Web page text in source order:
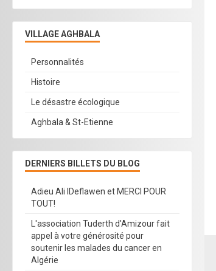
VILLAGE AGHBALA
Personnalités
Histoire
Le désastre écologique
Aghbala & St-Etienne
DERNIERS BILLETS DU BLOG
Adieu Ali IDeflawen et MERCI POUR
TOUT!
L'association Tuderth d'Amizour fait
appel à votre générosité pour
soutenir les malades du cancer en
Algérie